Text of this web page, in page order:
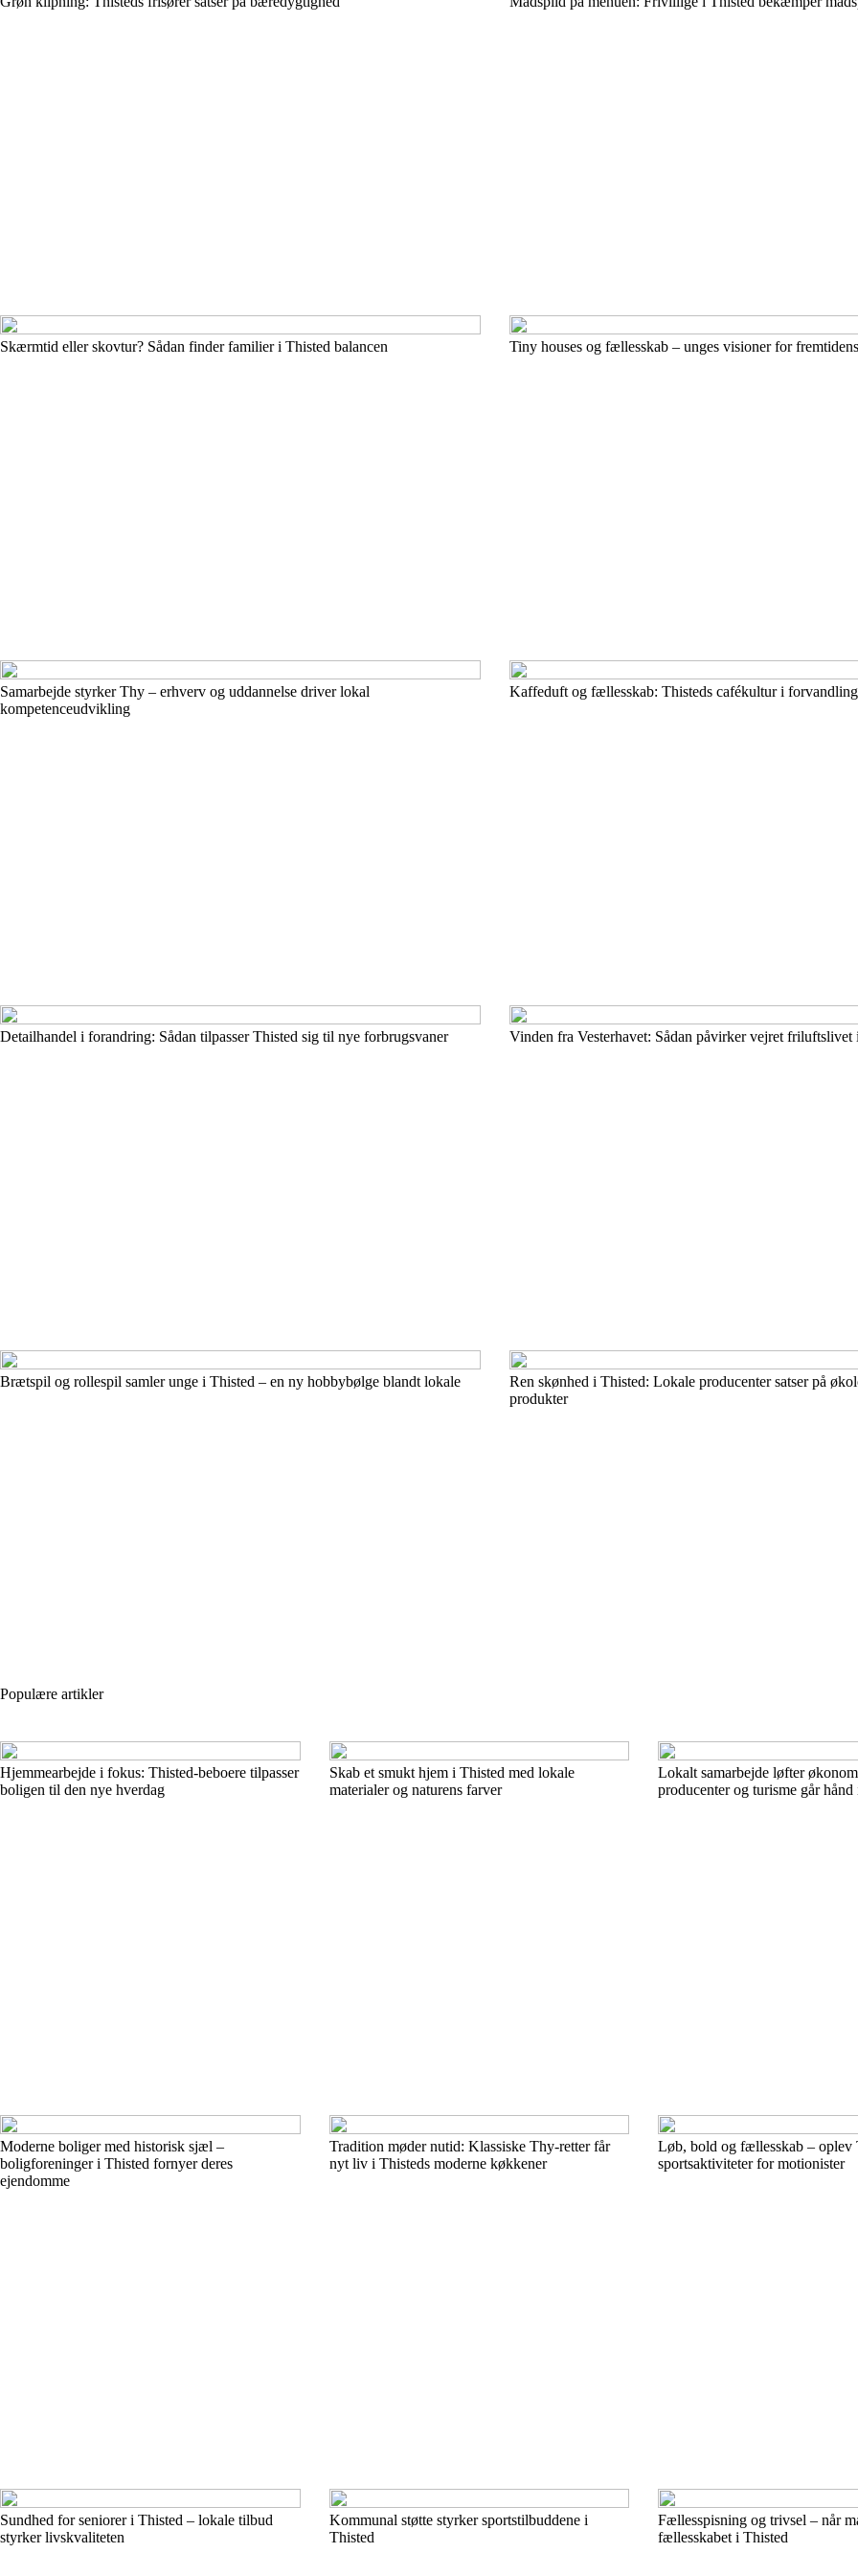
Skærmtid eller skovtur? Sådan finder familier i Thisted balancen Tiny houses og fællesskab – unges visioner for
Samarbejde styrker Thy – erhverv og uddannelse driver lokal
kompetenceudvikling
Kaffeduft og fællesskab: Thisteds cafékultur i forvandling
Detailhandel i forandring: Sådan tilpasser Thisted sig til nye forbrugsvaner Vinden fra Vesterhavet: Sådan påvirker vejret friluftslivet
Brætspil og rollespil samler unge i Thisted – en ny hobbybølge blandt lokale
Ren skønhed i Thisted: Lokale producenter satser på
produkter
Populære artikler
Hjemmearbejde i fokus: Thisted-beboere tilpasser
boligen til den nye hverdag
Skab et smukt hjem i Thisted med lokale
materialer og naturens farver
Lokalt samarbejde løfter
producenter og turisme går
Moderne boliger med historisk sjæl –
boligforeninger i Thisted fornyer deres
ejendomme
Tradition møder nutid: Klassiske Thy-retter får
nyt liv i Thisteds moderne køkkener
Løb, bold og fællesskab – oplev
sportsaktiviteter for motionister
Sundhed for seniorer i Thisted – lokale tilbud
styrker livskvaliteten
Kommunal støtte styrker sportstilbuddene i
Thisted
Fællesspisning og trivsel – når
fællesskabet i Thisted